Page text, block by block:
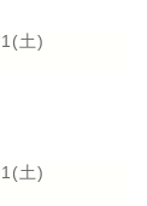
土)
土)